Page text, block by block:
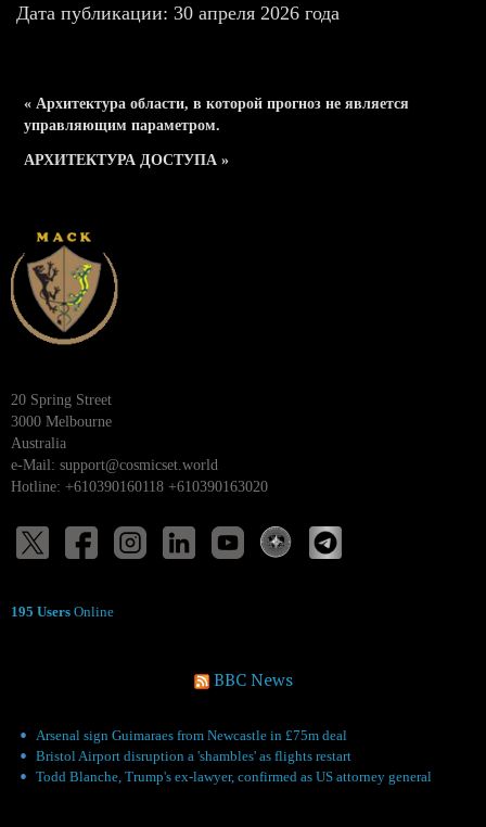
Дата публикации: 30 апреля 2026 года
« Архитектура области, в которой прогноз не является
управляющим параметром.
АРХИТЕКТУРА ДОСТУПА »
20 Spring Street
3000 Melbourne
Australia
e-Mail: support@cosmicset.world
Hotline: +610390160118 +610390163020
195 Users Online
BBC News
Arsenal sign Guimaraes from Newcastle in £75m deal
Bristol Airport disruption a 'shambles' as flights restart
Todd Blanche, Trump's ex-lawyer, confirmed as US attorney general